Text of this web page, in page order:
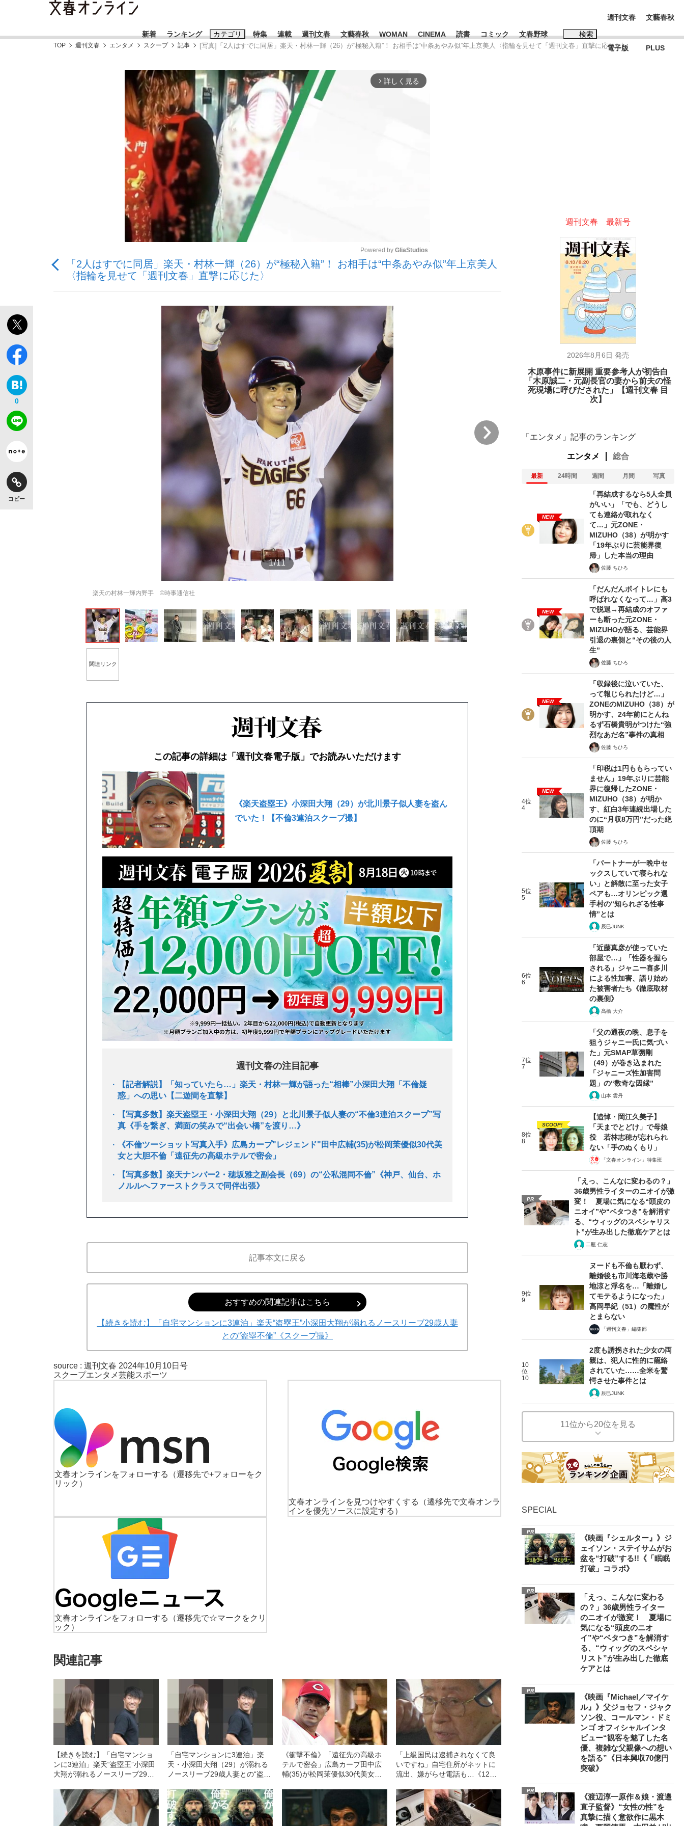
新着 ランキング カテゴリ
「90%は失敗する。でも…」本田圭佑が初めて明かした日本代表監督に...
「敗因分析は一切聞かれなかった」侍ジャパン選手が証言した“NPB聞... 「クマが悪者扱いされているのが悲しい」『北の国から』倉本聰氏（91...
「目標達成できなかったからと言って…」サッカー日本代表・森保一監督...
特集
終戦から81年
観る将棋、読む将棋
もっと見る
連載 週刊文春 文藝春秋 WOMAN CINEMA 読書 コミック 文春野球 検索
おすすめのキーワードタグ一覧
#藤田晋 #三山凌輝 #高市早苗
#玉木雄一郎
#亀和田武
週刊文春
電子版
文藝春秋
PLUS
TOP 週刊文春 エンタメ スクープ 記事 [写真]「2人はすでに同居」楽天・村林一輝（26）が“極秘入籍”！ お相手は“中条あやみ似”年上京美人〈指輪を見せて「週刊文春」直撃に応じた〉
arrow_forward_ios 詳しく見る
Powered by GliaStudios
「2人はすでに同居」楽天・村林一輝（26）が“極秘入籍”！ お相手は“中条あやみ似”年上京美人
〈指輪を見せて「週刊文春」直撃に応じた〉
0
コピー
1/11
楽天の村林一輝内野手 ©時事通信社
関連リンク
この記事の詳細は「週刊文春電子版」でお読みいただけます
《楽天盗塁王》小深田大翔（29）が北川景子似人妻を盗ん
でいた！【不倫3連泊スクープ撮】
週刊文春の注目記事
【記者解説】「知っていたら…」楽天・村林一輝が語った“相棒”小深田大翔「不倫疑
惑」への思い【二遊間を直撃】
【写真多数】楽天盗塁王・小深田大翔（29）と北川景子似人妻の“不倫3連泊スクープ”写
真《手を繋ぎ、満面の笑みで“出会い橋”を渡り…》
《不倫ツーショット写真入手》広島カープ"レジェンド"田中広輔(35)が松岡茉優似30代美
女と大胆不倫「遠征先の高級ホテルで密会」
【写真多数】楽天ナンバー2・穂坂雅之副会長（69）の“公私混同不倫”《神戸、仙台、ホ
ノルルへファーストクラスで同伴出張》
記事本文に戻る
おすすめの関連記事はこちら
【続きを読む】「自宅マンションに3連泊」楽天“盗塁王”小深田大翔が溺れるノースリーブ29歳人妻
との“盗塁不倫”《スクープ撮》
source : 週刊文春 2024年10月10日号
スクープエンタメ芸能スポーツ
文春オンラインをフォローする
（遷移先で+フォローをク
リック）
文春オンラインを見つけやすくする
（遷移先で文春オンラ
インを優先ソースに設定する）
文春オンラインをフォローする
（遷移先で☆マークをクリ
ック）
関連記事
【続きを読む】「自宅マンショ
ンに3連泊」楽天“盗塁王”小深田
大翔が溺れるノースリーブ29歳
撮》
「自宅マンションに3連泊」楽
天・小深田大翔（29）が溺れる
ノースリーブ29歳人妻との“盗塁
《衝撃不倫》「遠征先の高級ホ
テルで密会」広島カープ田中広
輔(35)が松岡茉優似30代美女と
元がザックリ開いた白色のブラ
ウスを羽織った女性の正体
は？」
「上級国民は逮捕されなくて良
いですね」自宅住所がネットに
流出、嫌がらせ電話も…《12人
の長男が直面した「加害者家族
への暴力」
週刊文春 最新号
2026年8月6日 発売
木原事件に新展開 重要参考人が初告白
「木原誠二・元副長官の妻から前夫の怪
死現場に呼びだされた」【週刊文春 目
次】
「エンタメ」記事のランキング
エンタメ 総合
最新 24時間 週間 月間 写真
NEW
「再結成するなら5人全員
がいい」「でも、どうし
ても連絡が取れなく
て…」元ZONE・
MIZUHO（38）が明かす
「19年ぶりに芸能界復
帰」した本当の理由
佐藤 ちひろ
NEW
「だんだんボイトレにも
呼ばれなくなって…」高3
で脱退→再結成のオファ
ーも断った元ZONE・
MIZUHOが語る、芸能界
引退の裏側と“その後の人
生”
佐藤 ちひろ
NEW
「収録後に泣いていた、
って報じられたけど…」
ZONEのMIZUHO（38）が
明かす、24年前にとんね
るず石橋貴明がつけた“強
烈なあだ名”事件の真相
佐藤 ちひろ
4位
4
NEW
「印税は1円ももらってい
ません」19年ぶりに芸能
界に復帰したZONE・
MIZUHO（38）が明か
す、紅白3年連続出場した
のに“月収8万円”だった絶
頂期
佐藤 ちひろ
5位
5
「パートナーが一晩中セ
ックスしていて寝られな
い」と解散に至った女子
ペアも…オリンピック選
手村の“知られざる性事
情”とは
辰巳JUNK
6位
6
「近藤真彦が使っていた
部屋で…」「性器を握ら
される」ジャニー喜多川
による性加害、語り始め
た被害者たち《徹底取材
の裏側》
髙橋 大介
7位
7
「父の通夜の晩、息子を
狙うジャニー氏に気づい
た」元SMAP草彅剛
（49）が巻き込まれた
「ジャニーズ性加害問
題」の“数奇な因縁”
山本 雲丹
8位
8
SCOOP!
【追悼・岡江久美子】
「天までとどけ」で母娘
役 若林志穂が忘れられ
ない「手のぬくもり」
「文春オンライン」特集班
PR
「えっ、こんなに変わるの？」
36歳男性ライターのニオイが激
変！ 夏場に気になる“頭皮の
ニオイ”や“ベタつき”を解消す
る、“ウィッグのスペシャリス
ト”が生み出した徹底ケアとは
二瓶 仁志
9位
9
ヌードも不倫も厭わず、
離婚後も市川海老蔵や勝
地涼と浮名を…「離婚し
てモテるようになった」
高岡早紀（51）の魔性が
とまらない
「週刊文春」編集部
10
位
10
2度も誘拐された少女の両
親は、犯人に性的に籠絡
されていた……全米を驚
愕させた事件とは
辰巳JUNK
11位から20位を見る
SPECIAL
PR
《映画『シェルター』》ジ
ェイソン・ステイサムがお
盆を“打破”する!!《「眠眠
打破」コラボ》
PR
「えっ、こんなに変わる
の？」36歳男性ライター
のニオイが激変！ 夏場に
気になる“頭皮のニオ
イ”や“ベタつき”を解消す
る、“ウィッグのスペシャ
リスト”が生み出した徹底
ケアとは
PR
《映画『Michael／マイケ
ル』》父ジョセフ・ジャク
ソン役、コールマン・ドミ
ンゴ オフィシャルインタ
ビュー“観客を魅了した名
優、複雑な父親像への想い
を語る”《日本興収70億円
突破》
PR
《渡辺淳一原作＆娘・渡邉
直子監督》“女性の性”を
真摯に描く意欲作に黒木